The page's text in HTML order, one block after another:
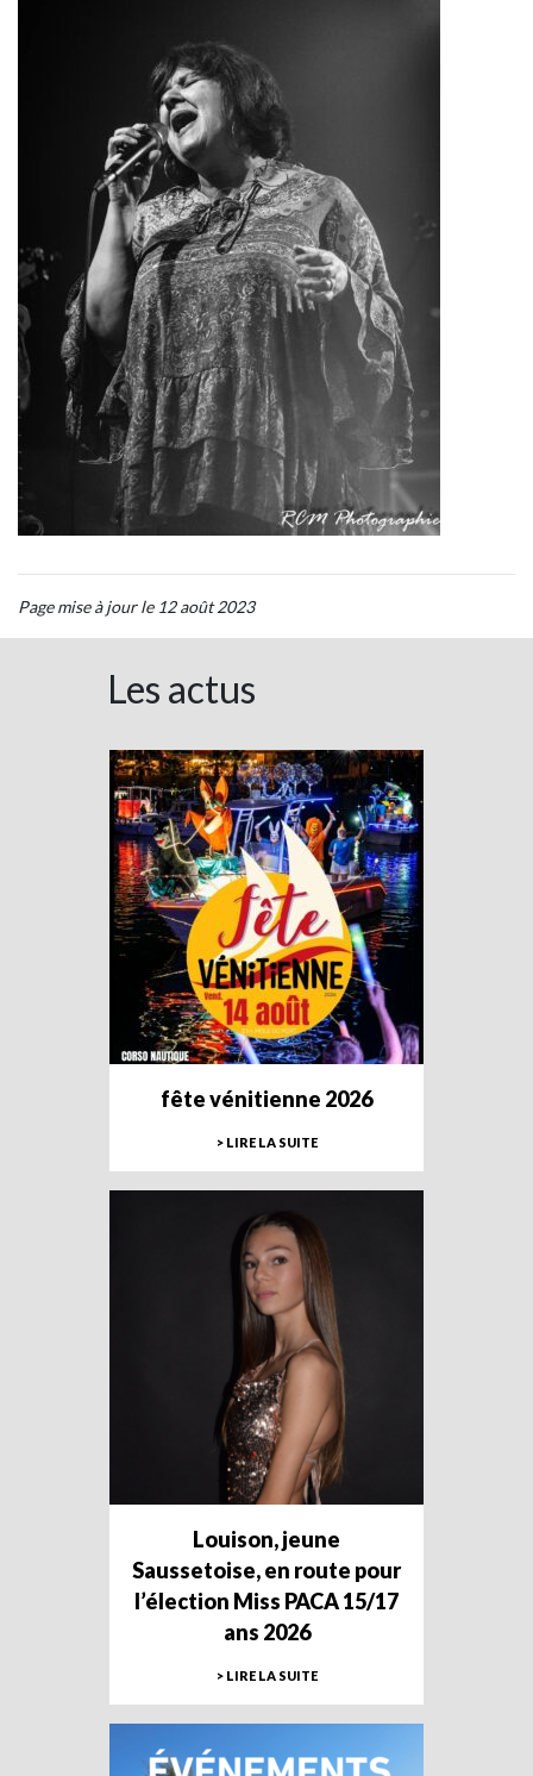
Page mise à jour le 12 août 2023
Les actus
fête vénitienne 2026
> LIRE LA SUITE
Louison, jeune
Saussetoise, en route pour
l’élection Miss PACA 15/17
ans 2026
> LIRE LA SUITE